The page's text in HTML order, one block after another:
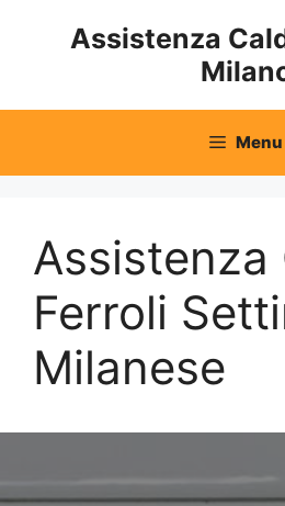
Assistenza
Menu
Assistenza
Ferroli
Milanese